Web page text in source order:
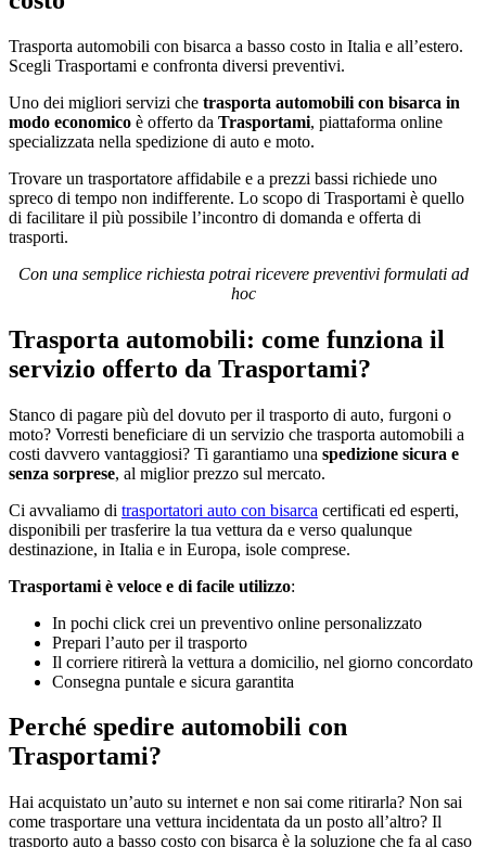
Trasporta automobili con bisarca a basso costo in Italia e all’estero.
Scegli Trasportami e confronta diversi preventivi.
Uno dei migliori servizi che trasporta automobili con bisarca in
modo economico è offerto da Trasportami, piattaforma online
specializzata nella spedizione di auto e moto.
Trovare un trasportatore affidabile e a prezzi bassi richiede uno
spreco di tempo non indifferente. Lo scopo di Trasportami è quello
di facilitare il più possibile l’incontro di domanda e offerta di
trasporti.
Con una semplice richiesta potrai ricevere preventivi formulati ad
hoc
Trasporta automobili: come funziona il
servizio offerto da Trasportami?
Stanco di pagare più del dovuto per il trasporto di auto, furgoni o
moto? Vorresti beneficiare di un servizio che trasporta automobili a
costi davvero vantaggiosi? Ti garantiamo una spedizione sicura e
senza sorprese, al miglior prezzo sul mercato.
Ci avvaliamo di trasportatori auto con bisarca certificati ed esperti,
disponibili per trasferire la tua vettura da e verso qualunque
destinazione, in Italia e in Europa, isole comprese.
Trasportami è veloce e di facile utilizzo:
In pochi click crei un preventivo online personalizzato
Prepari l’auto per il trasporto
Il corriere ritirerà la vettura a domicilio, nel giorno concordato
Consegna puntale e sicura garantita
Perché spedire automobili con
Trasportami?
Hai acquistato un’auto su internet e non sai come ritirarla? Non sai
come trasportare una vettura incidentata da un posto all’altro? Il
trasporto auto a basso costo con bisarca è la soluzione che fa al caso